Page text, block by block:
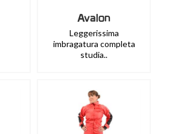
Avalon
Leggerissima
imbragatura completa
studia..